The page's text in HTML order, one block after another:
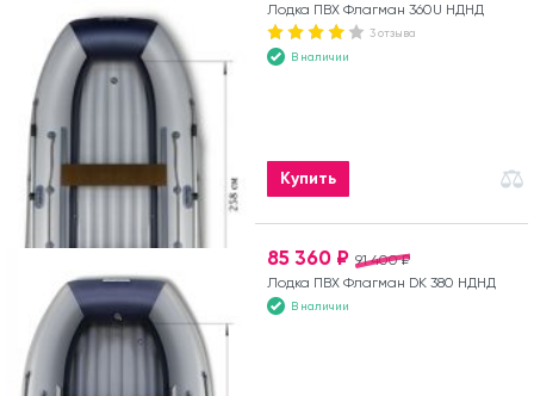
Лодка ПВХ Флагман 360U НДНД
3 отзыва
В наличии
Купить
91 400 ₽
85 360 ₽
Лодка ПВХ Флагман DK 380 НДНД
В наличии